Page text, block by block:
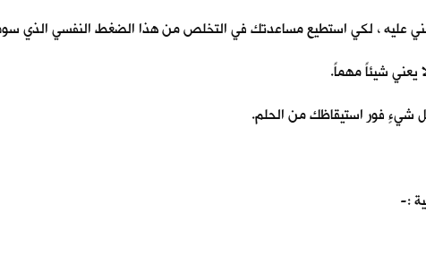
عليه ، لكي استطيع مساعدتك في التخلص من هذا الضغط النفسي الذي سوف
يعني شيئاً مهماً.
شيءٍ فور استيقاظك من الحلم.
:-